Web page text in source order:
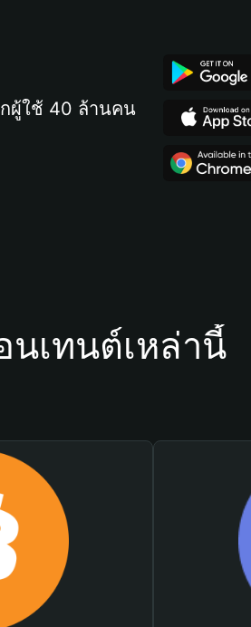
ผู้ใช้ 40 ล้านคน
เทนต์เหล่านี้